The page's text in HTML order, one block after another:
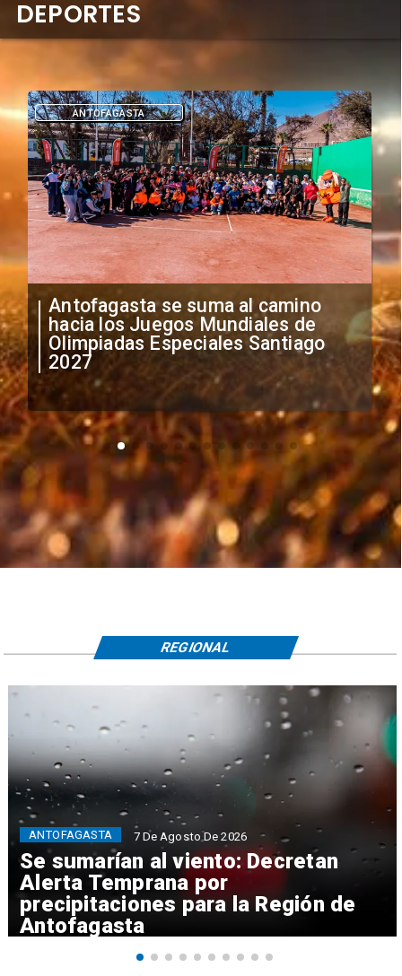
"Falta de profesionalismo": Sifup
anuncia medidas por situación
irregular de futbolistas
extranjeros
DEPORTES
DEPORTES
Se sumarían al viento: Decretan
Alerta Temprana por
precipitaciones para la Región de
Antofagasta
ANTOFAGASTA 7 De Agosto De 2026
REGIONAL